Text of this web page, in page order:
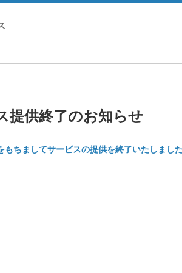
提供終了のお知らせ
ちましてサービスの提供を終了いたしまし